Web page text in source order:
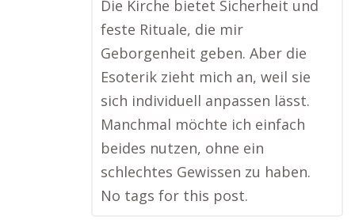
Die Kirche bietet Sicherheit und
feste Rituale, die mir
Geborgenheit geben. Aber die
Esoterik zieht mich an, weil sie
sich individuell anpassen lässt.
Manchmal möchte ich einfach
beides nutzen, ohne ein
schlechtes Gewissen zu haben.
No tags for this post.